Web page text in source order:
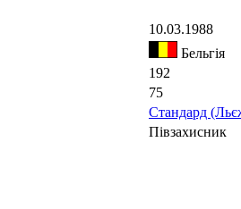
10.03.1988
Бельгія
192
75
Стандард
Півзахисник